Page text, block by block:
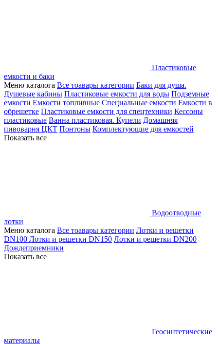
Пластиковые
емкости и баки
Меню каталога Все тоавары категории Баки для душа.
Душевые кабины Пластиковые емкости для воды Подземные
емкости Емкости топливные Специальные емкости Емкости в
обрешетке Пластиковые емкости для спецтехники Кессоны
пластиковые Ванна пластиковая. Купели Домашняя
пивоварня ЦКТ Понтоны Комплектующие для емкостей
Показать все
Водоотводные
лотки
Меню каталога Все тоавары категории Лотки и решетки
DN100 Лотки и решетки DN150 Лотки и решетки DN200
Дождеприемники
Показать все
Геосинтетические
материалы